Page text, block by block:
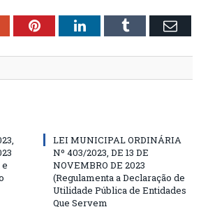
PinterestLinkedInTumblr
LEI MUNICIPAL ORDINÁRIA
Nº 403/2023, DE 13 DE
NOVEMBRO DE 2023
(Regulamenta a Declaração de
Utilidade Pública de Entidades
Que Servem